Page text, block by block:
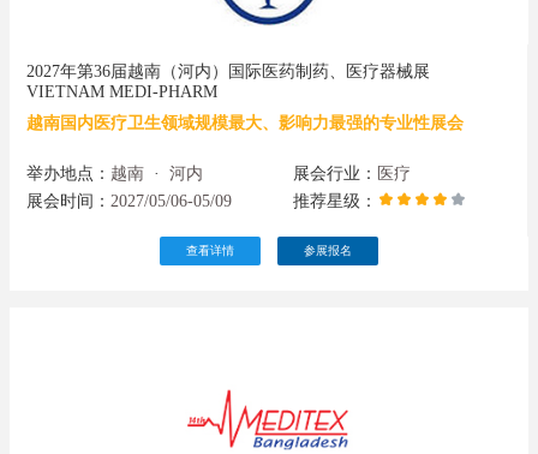
2027年第36届越南（河内）国际医药制药、医疗器械展
VIETNAM MEDI-PHARM
越南国内医疗卫生领域规模最大、影响力最强的专业性展会
举办地点： 越南 ·河内 展会行业： 医疗
展会时间：2027/05/06-05/09 推荐星级：
查看详情 参展报名